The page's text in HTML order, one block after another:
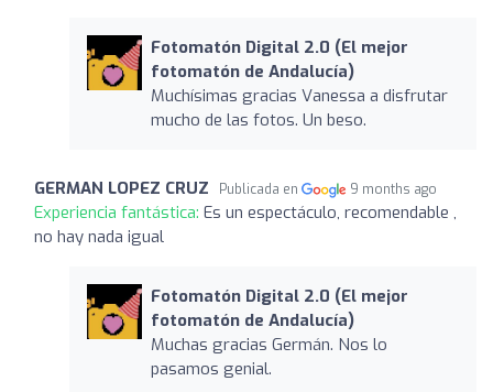
Fotomatón Digital 2.0 (El mejor
fotomatón de Andalucía)
Muchísimas gracias Vanessa a disfrutar
mucho de las fotos. Un beso.
GERMAN LOPEZ CRUZ Publicada en 9 months ago
Experiencia fantástica: Es un espectáculo, recomendable ,
no hay nada igual
Fotomatón Digital 2.0 (El mejor
fotomatón de Andalucía)
Muchas gracias Germán. Nos lo
pasamos genial.